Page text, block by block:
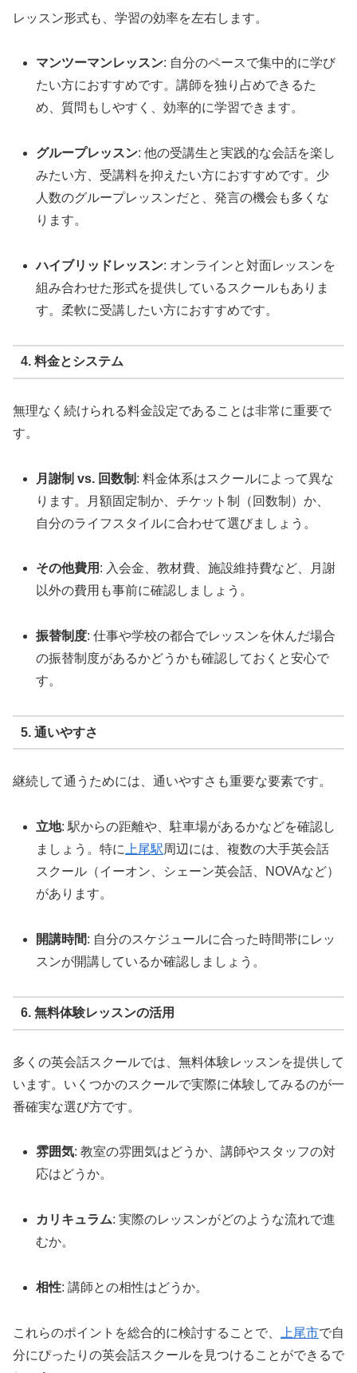
レッスン形式も、学習の効率を左右します。
マンツーマンレッスン: 自分のペースで集中的に学び
たい方におすすめです。講師を独り占めできるた
め、質問もしやすく、効率的に学習できます。
グループレッスン: 他の受講生と実践的な会話を楽し
みたい方、受講料を抑えたい方におすすめです。少
人数のグループレッスンだと、発言の機会も多くな
ります。
ハイブリッドレッスン: オンラインと対面レッスンを
組み合わせた形式を提供しているスクールもありま
す。柔軟に受講したい方におすすめです。
4. 料金とシステム
無理なく続けられる料金設定であることは非常に重要で
す。
月謝制 vs. 回数制 : 料金体系はスクールによって異な
ります。月額固定制か、チケット制（回数制）か、
自分のライフスタイルに合わせて選びましょう。
その他費用 : 入会金、教材費、施設維持費など、月謝
以外の費用も事前に確認しましょう。
振替制度: 仕事や学校の都合でレッスンを休んだ場合
の振替制度があるかどうかも確認しておくと安心で
す。
5. 通いやすさ
継続して通うためには、通いやすさも重要な要素です。
立地: 駅からの距離や、駐車場があるかなどを確認し
ましょう。特に 上尾駅周辺には、複数の大手英会話
スクール（イーオン、シェーン英会話、NOVAなど）
があります。
開講時間: 自分のスケジュールに合った時間帯にレッ
スンが開講しているか確認しましょう。
6. 無料体験レッスンの活用
多くの英会話スクールでは、無料体験レッスンを提供して
います。いくつかのスクールで実際に体験してみるのが一
番確実な選び方です。
雰囲気: 教室の雰囲気はどうか、講師やスタッフの対
応はどうか。
カリキュラム: 実際のレッスンがどのような流れで進
むか。
相性: 講師との相性はどうか。
これらのポイントを総合的に検討することで、 上尾市で自
分にぴったりの英会話スクールを見つけることができるで